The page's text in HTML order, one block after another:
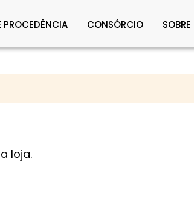
PROCEDÊNCIA CONSÓRCIO
loja.